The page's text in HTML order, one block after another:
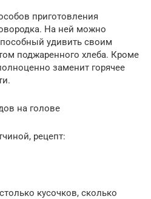
приготовления
На ней можно
удивить своим
поджаренного хлеба. Кроме
заменит горячее
на голове
рецепт:
кусочков, сколько